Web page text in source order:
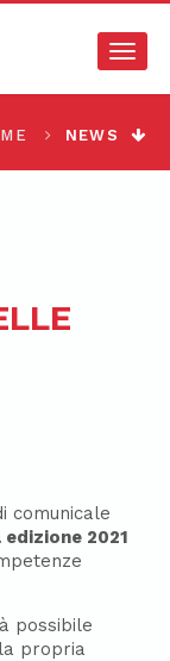
NEWS
comunicale
edizione 2021
possibile
la propria